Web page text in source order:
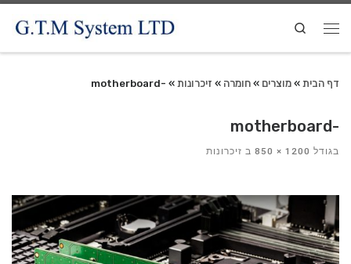
Search
דף הבית »מוצרים »חומרה » זיכרונות »
-motherboard
-motherboard
בגודל ב זיכרונות
ניווט
בתמונות